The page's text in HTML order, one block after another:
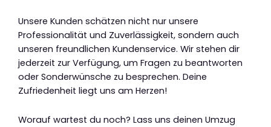
Unsere Kunden schätzen nicht nur unsere
Professionalität und Zuverlässigkeit, sondern auch
unseren freundlichen Kundenservice. Wir stehen dir
jederzeit zur Verfügung, um Fragen zu beantworten
oder Sonderwünsche zu besprechen. Deine
Zufriedenheit liegt uns am Herzen!
Worauf wartest du noch? Lass uns deinen Umzug